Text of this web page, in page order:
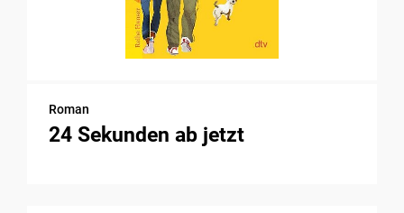
Roman
24 Sekunden ab jetzt